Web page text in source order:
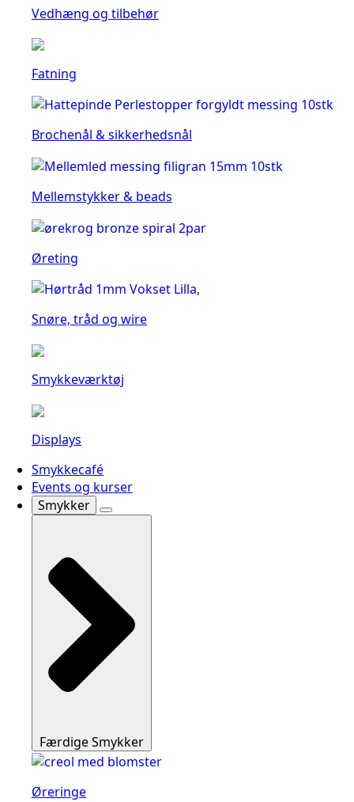
Vedhæng og tilbehør
Fatning
Brochenål & sikkerhedsnål
Mellemstykker & beads
Øreting
Snøre, tråd og wire
Smykkeværktøj
Displays
Smykkecafé
Events og kurser
Smykker
Færdige Smykker
Øreringe